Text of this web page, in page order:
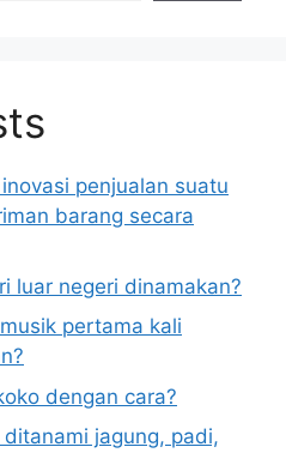
penjualan suatu
barang secara
luar negeri dinamakan?
pertama kali
dengan cara?
jagung, padi,